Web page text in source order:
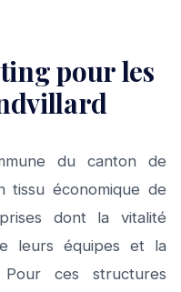
pour les
du canton de
tissu économique de
dont la vitalité
leurs équipes et la
ces structures